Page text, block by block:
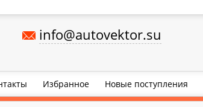
info@autovektor.su
Избранное Новые поступления